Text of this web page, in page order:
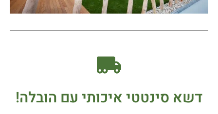
דשא סינטטי איכותי עם הובלה!